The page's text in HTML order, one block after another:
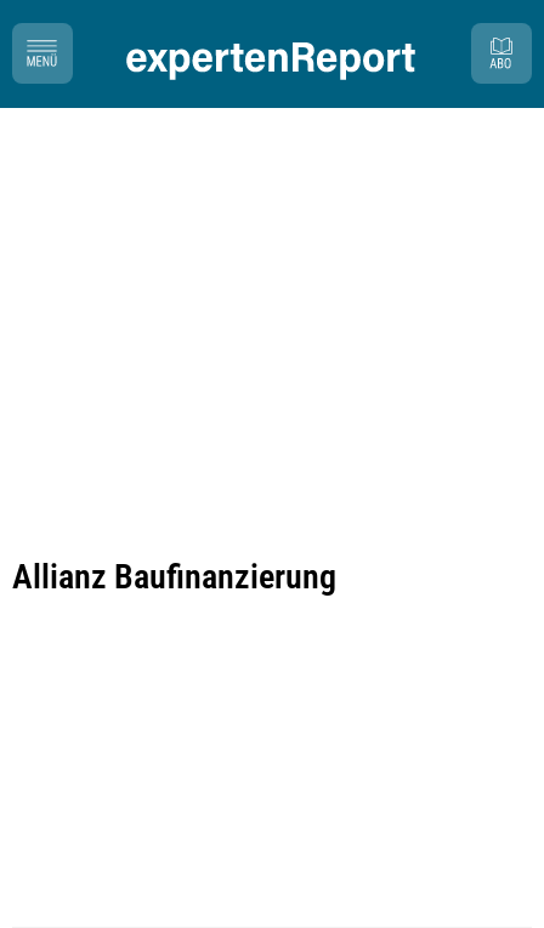
Allianz Baufinanzierung